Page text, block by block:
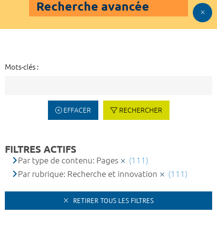
Recherche avancée
Mots-clés :
EFFACER RECHERCHER
FILTRES ACTIFS
Par type de contenu: Pages
(111)
Par rubrique: Recherche et innovation
(111)
RETIRER TOUS LES FILTRES